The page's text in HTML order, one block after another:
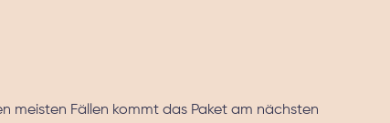
meisten Fällen kommt das Paket am nächsten